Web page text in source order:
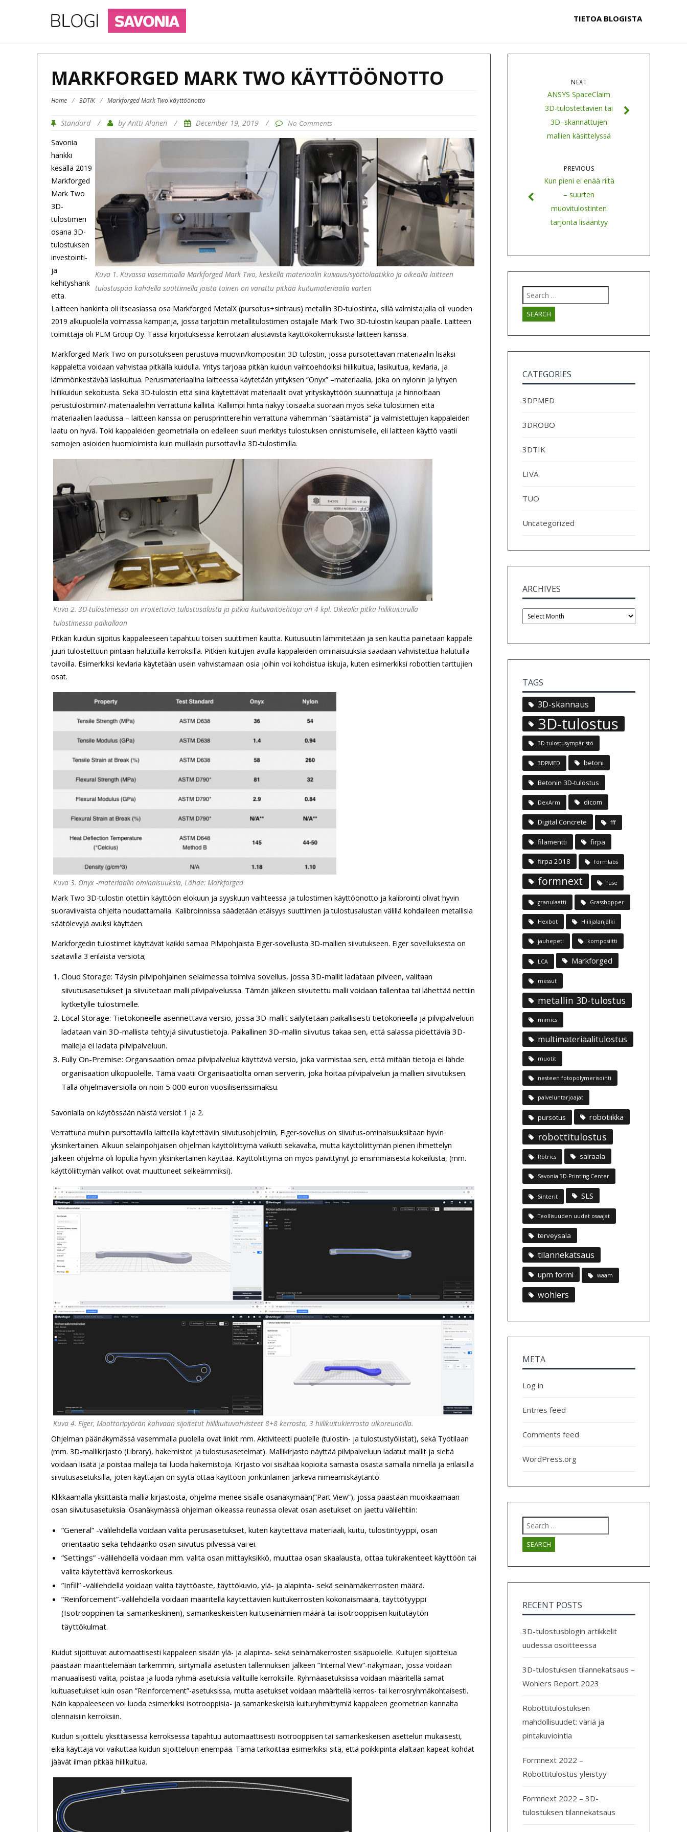
TIETOA BLOGISTA
MARKFORGED MARK TWO KÄYTTÖÖNOTTO
Home / 3DTIK / Markforged Mark Two käyttöönotto
Standard / by Antti Alonen / December 19, 2019 / No Comments
Kuva 1. Kuvassa vasemmalla Markforged Mark Two, keskellä materiaalin kuivaus/syöttölaatikko ja oikealla laitteen
tulostuspää kahdella suuttimella joista toinen on varattu pitkää kuitumateriaalia varten
Savonia
hankki
kesällä 2019
Markforged
Mark Two
3D-
tulostimen
osana 3D-
tulostuksen
investointi-
ja
kehityshank
etta.
Laitteen hankinta oli itseasiassa osa Markforged MetalX (pursotus+sintraus) metallin 3D-tulostinta, sillä valmistajalla oli vuoden
2019 alkupuolella voimassa kampanja, jossa tarjottiin metallitulostimen ostajalle Mark Two 3D-tulostin kaupan päälle. Laitteen
toimittaja oli PLM Group Oy. Tässä kirjoituksessa kerrotaan alustavista käyttökokemuksista laitteen kanssa.
Markforged Mark Two on pursotukseen perustuva muovin/kompositiin 3D-tulostin, jossa pursotettavan materiaalin lisäksi
kappaletta voidaan vahvistaa pitkällä kuidulla. Yritys tarjoaa pitkän kuidun vaihtoehdoiksi hiilikuitua, lasikuitua, kevlaria, ja
lämmönkestävää lasikuitua. Perusmateriaalina laitteessa käytetään yrityksen ”Onyx” –materiaalia, joka on nylonin ja lyhyen
hiilikuidun sekoitusta. Sekä 3D-tulostin että siinä käytettävät materiaalit ovat yrityskäyttöön suunnattuja ja hinnoiltaan
perustulostimiin/-materiaaleihin verrattuna kalliita. Kalliimpi hinta näkyy toisaalta suoraan myös sekä tulostimen että
materiaalien laadussa – laitteen kanssa on perusprinttereihin verrattuna vähemmän ”säätämistä” ja valmistettujen kappaleiden
laatu on hyvä. Toki kappaleiden geometrialla on edelleen suuri merkitys tulostuksen onnistumiselle, eli laitteen käyttö vaatii
samojen asioiden huomioimista kuin muillakin pursottavilla 3D-tulostimilla.
Kuva 2. 3D-tulostimessa on irroitettava tulostusalusta ja pitkiä kuituvaitoehtoja on 4 kpl. Oikealla pitkä hiilikuiturulla
tulostimessa paikallaan
Pitkän kuidun sijoitus kappaleeseen tapahtuu toisen suuttimen kautta. Kuitusuutin lämmitetään ja sen kautta painetaan kappale
juuri tulostettuun pintaan halutuilla kerroksilla. Pitkien kuitujen avulla kappaleiden ominaisuuksia saadaan vahvistettua halutuilla
tavoilla. Esimerkiksi kevlaria käytetään usein vahvistamaan osia joihin voi kohdistua iskuja, kuten esimerkiksi robottien tarttujien
osat.
Kuva 3. Onyx -materiaalin ominaisuuksia, Lähde: Markforged
Mark Two 3D-tulostin otettiin käyttöön elokuun ja syyskuun vaihteessa ja tulostimen käyttöönotto ja kalibrointi olivat hyvin
suoraviivaista ohjeita noudattamalla. Kalibroinnissa säädetään etäisyys suuttimen ja tulostusalustan välillä kohdalleen metallisia
säätölevyjä avuksi käyttäen.
Markforgedin tulostimet käyttävät kaikki samaa Pilvipohjaista Eiger-sovellusta 3D-mallien siivutukseen. Eiger sovelluksesta on
saatavilla 3 erilaista versiota;
Cloud Storage: Täysin pilvipohjainen selaimessa toimiva sovellus, jossa 3D-mallit ladataan pilveen, valitaan
siivutusasetukset ja siivutetaan malli pilvipalvelussa. Tämän jälkeen siivutettu malli voidaan tallentaa tai lähettää nettiin
kytketylle tulostimelle.
Local Storage: Tietokoneelle asennettava versio, jossa 3D-mallit säilytetään paikallisesti tietokoneella ja pilvipalveluun
ladataan vain 3D-mallista tehtyjä siivutustietoja. Paikallinen 3D-mallin siivutus takaa sen, että salassa pidettäviä 3D-
malleja ei ladata pilvipalveluun.
Fully On-Premise: Organisaation omaa pilvipalvelua käyttävä versio, joka varmistaa sen, että mitään tietoja ei lähde
organisaation ulkopuolelle. Tämä vaatii Organisaatiolta oman serverin, joka hoitaa pilvipalvelun ja mallien siivutuksen.
Tällä ohjelmaversiolla on noin 5 000 euron vuosilisenssimaksu.
Savonialla on käytössään näistä versiot 1 ja 2.
Verrattuna muihin pursottavilla laitteilla käytettäviin siivutusohjelmiin, Eiger-sovellus on siivutus-ominaisuuksiltaan hyvin
yksinkertainen. Alkuun selainpohjaisen ohjelman käyttöliittymä vaikutti sekavalta, mutta käyttöliittymän pienen ihmettelyn
jälkeen ohjelma oli lopulta hyvin yksinkertainen käyttää. Käyttöliittymä on myös päivittynyt jo ensimmäisestä kokeilusta, (mm.
käyttöliittymän valikot ovat muuttuneet selkeämmiksi).
Kuva 4. Eiger, Moottoripyörän kahvaan sijoitetut hiilikuituvahvisteet 8+8 kerrosta, 3 hiilikuitukierrosta ulkoreunoilla.
Ohjelman päänäkymässä vasemmalla puolella ovat linkit mm. Aktiviteetti puolelle (tulostin- ja tulostustyölistat), sekä Työtilaan
(mm. 3D-mallikirjasto (Library), hakemistot ja tulostusasetelmat). Mallikirjasto näyttää pilvipalveluun ladatut mallit ja sieltä
voidaan lisätä ja poistaa malleja tai luoda hakemistoja. Kirjasto voi sisältää kopioita samasta osasta samalla nimellä ja erilaisilla
siivutusasetuksilla, joten käyttäjän on syytä ottaa käyttöön jonkunlainen järkevä nimeämiskäytäntö.
Klikkaamalla yksittäistä mallia kirjastosta, ohjelma menee sisälle osanäkymään(”Part View”), jossa päästään muokkaamaan
osan siivutusasetuksia. Osanäkymässä ohjelman oikeassa reunassa olevat osan asetukset on jaettu välilehtiin:
”General” -välilehdellä voidaan valita perusasetukset, kuten käytettävä materiaali, kuitu, tulostintyyppi, osan
orientaatio sekä tehdäänkö osan siivutus pilvessä vai ei.
”Settings” -välilehdellä voidaan mm. valita osan mittayksikkö, muuttaa osan skaalausta, ottaa tukirakenteet käyttöön tai
valita käytettävä kerroskorkeus.
”Infill” -välilehdellä voidaan valita täyttöaste, täyttökuvio, ylä- ja alapinta- sekä seinämäkerrosten määrä.
”Reinforcement”-välilehdellä voidaan määritellä käytettävien kuitukerrosten kokonaismäärä, täyttötyyppi
(Isotrooppinen tai samankeskinen), samankeskeisten kuituseinämien määrä tai isotrooppisen kuitutäytön
täyttökulmat.
Kuidut sijoittuvat automaattisesti kappaleen sisään ylä- ja alapinta- sekä seinämäkerrosten sisäpuolelle. Kuitujen sijoittelua
päästään määrittelemään tarkemmin, siirtymällä asetusten tallennuksen jälkeen ”Internal View”-näkymään, jossa voidaan
manuaalisesti valita, poistaa ja luoda ryhmä-asetuksia valituille kerroksille. Ryhmäasetuksissa voidaan määritellä samat
kuituasetukset kuin osan ”Reinforcement”-asetuksissa, mutta asetukset voidaan määritellä kerros- tai kerrosryhmäkohtaisesti.
Näin kappaleeseen voi luoda esimerkiksi isotrooppisia- ja samankeskeisiä kuituryhmittymiä kappaleen geometrian kannalta
olennaisiin kerroksiin.
Kuidun sijoittelu yksittäisessä kerroksessa tapahtuu automaattisesti isotrooppisen tai samankeskeisen asettelun mukaisesti,
eikä käyttäjä voi vaikuttaa kuidun sijoitteluun enempää. Tämä tarkoittaa esimerkiksi sitä, että poikkipinta-alaltaan kapeat kohdat
jäävät ilman pitkää hiilikuitua.
NEXT
ANSYS SpaceClaim
3D-tulostettavien tai
3D–skannattujen
mallien käsittelyssä
PREVIOUS
Kun pieni ei enää riitä
– suurten
muovitulostinten
tarjonta lisääntyy
Search
for:
CATEGORIES
3DPMED
3DROBO
3DTIK
LIVA
TUO
Uncategorized
ARCHIVES
Archives
TAGS
3D-skannaus
3D-tulostus
3D-tulostusympäristö
3DPMED betoni
Betonin 3D-tulostus
DexArm dicom
Digital Concrete fff
filamentti firpa
firpa 2018 formlabs
formnext fuse
granulaatti Grasshopper
Hexbot Hiilijalanjälki
jauhepeti komposiitti
LCA Markforged
messut
metallin 3D-tulostus
mimics
multimateriaalitulostus
muotit
nesteen fotopolymerisointi
palveluntarjoajat
pursotus robotiikka
robottitulostus
Rotrics sairaala
Savonia 3D-Printing Center
Sinterit SLS
Teollisuuden uudet osaajat
terveysala
tilannekatsaus
upm formi waam
wohlers
META
Log in
Entries feed
Comments feed
WordPress.org
Search
for:
RECENT POSTS
3D-tulostusblogin artikkelit
uudessa osoitteessa
3D-tulostuksen tilannekatsaus –
Wohlers Report 2023
Robottitulostuksen
mahdollisuudet: väriä ja
pintakuviointia
Formnext 2022 –
Robottitulostus yleistyy
Formnext 2022 – 3D-
tulostuksen tilannekatsaus